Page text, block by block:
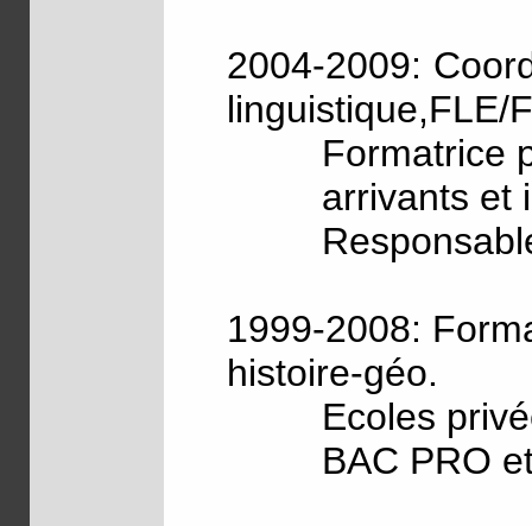
2004-2009:
linguistique,FLE/
Formatrice
arrivants et
1999-2008:
histoire-géo.
Ecoles
BAC PRO